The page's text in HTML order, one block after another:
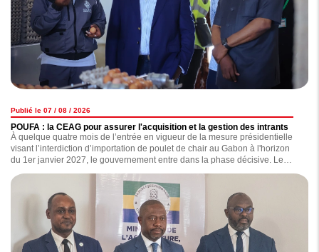
Publié le 07 / 08 / 2026
POUFA : la CEAG pour assurer l'acquisition et la gestion des intrants
À quelque quatre mois de l’entrée en vigueur de la mesure présidentielle
visant l’interdiction d’importation de poulet de chair au Gabon à l'horizon
du 1er janvier 2027, le gouvernement entre dans la phase décisive. Le
ministère de l'Agriculture et de l'Élevage, via la Direction générale de
l'élevage (DGE), a ainsi procédé hier à la signature d'une convention avec
la Centrale d'achat du Gabon (CEAG), définissant le champ d'action des
différentes parties.